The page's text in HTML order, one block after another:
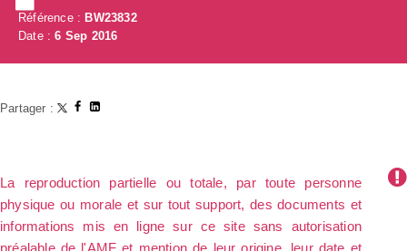
Référence :BW23832
Date :6 Sep 2016
Partager :
La reproduction partielle ou totale, par toute personne
physique ou morale et sur tout support, des documents et
informations mis en ligne sur ce site sans autorisation
préalable de l'AMF et mention de leur origine, leur date et